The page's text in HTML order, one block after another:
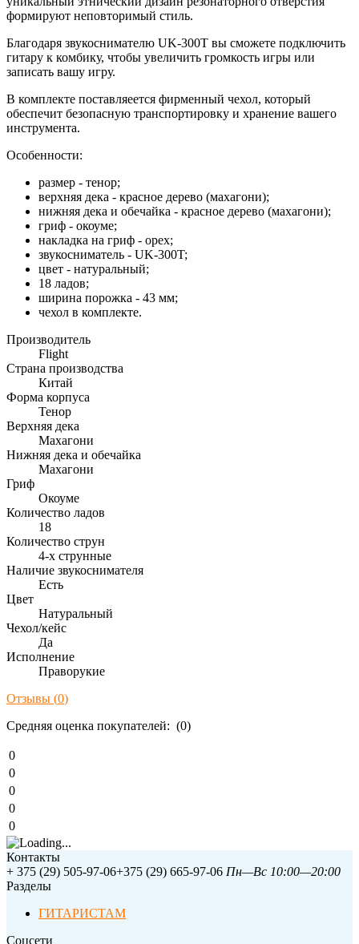
формируют неповторимый стиль.
Благодаря звукоснимателю UK-300T вы сможете подключить
гитару к комбику, чтобы увеличить громкость игры или
записать вашу игру.
В комплекте поставляеется фирменный чехол, который
обеспечит безопасную транспортировку и хранение вашего
инструмента.
Особенности:
размер - тенор;
верхняя дека - красное дерево (махагони);
нижняя дека и обечайка - красное дерево (махагони);
гриф - окоуме;
накладка на гриф - орех;
звукосниматель - UK-300T;
цвет - натуральный;
18 ладов;
ширина порожка - 43 мм;
чехол в комплекте.
Производитель
Flight
Страна производства
Китай
Форма корпуса
Тенор
Верхняя дека
Махагони
Нижняя дека и обечайка
Махагони
Гриф
Окоуме
Количество ладов
18
Количество струн
4-х струнные
Наличие звукоснимателя
Есть
Цвет
Натуральный
Чехол/кейс
Да
Исполнение
Праворукие
Отзывы (0)
Средняя оценка покупателей: (0)
0
0
0
0
0
Контакты
+ 375 (29) 505-97-06+375 (29) 665-97-06 Пн—Вс 10:00—20:00
Разделы
ГИТАРИСТАМ
Соцсети